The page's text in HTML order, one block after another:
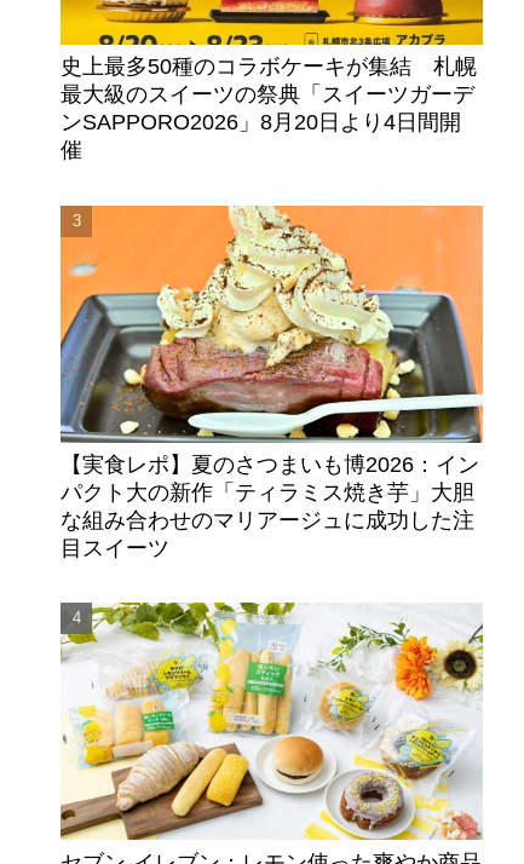
史上最多50種のコラボケーキが集結 札幌
最大級のスイーツの祭典「スイーツガーデ
ンSAPPORO2026」8月20日より4日間開
催
【実食レポ】夏のさつまいも博2026：イン
パクト大の新作「ティラミス焼き芋」大胆
な組み合わせのマリアージュに成功した注
目スイーツ